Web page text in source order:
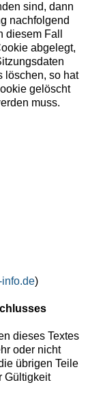
sind, dann
nachfolgend
Fall
abgelegt,
löschen, so hat
gelöscht
muss.
)
dieses Textes
oder nicht
übrigen Teile
Gültigkeit